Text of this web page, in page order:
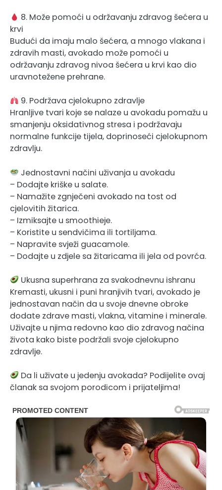
8. Može pomoći u održavanju zdravog šećera u
krvi
Budući da imaju malo šećera, a mnogo vlakana i
zdravih masti, avokado može pomoći u
održavanju zdravog nivoa šećera u krvi kao dio
uravnotežene prehrane.
9. Podržava cjelokupno zdravlje
Hranljive tvari koje se nalaze u avokadu pomažu u
smanjenju oksidativnog stresa i podržavaju
normalne funkcije tijela, doprinoseći cjelokupnom
zdravlju.
Jednostavni načini uživanja u avokadu
– Dodajte kriške u salate.
– Namažite zgnječeni avokado na tost od
cjelovitih žitarica.
– Izmiksajte u smoothieje.
– Koristite u sendvičima ili tortiljama.
– Napravite svježi guacamole.
– Dodajte u zdjele sa žitaricama ili jela od povrća.
Ukusna superhrana za svakodnevnu ishranu
Kremasti, ukusni i puni hranjivih tvari, avokado je
jednostavan način da u svoje dnevne obroke
dodate zdrave masti, vlakna, vitamine i minerale.
Uživajte u njima redovno kao dio zdravog načina
života kako biste podržali svoje cjelokupno
zdravlje.
Da li uživate u jedenju avokada? Podijelite ovaj
članak sa svojom porodicom i prijateljima!